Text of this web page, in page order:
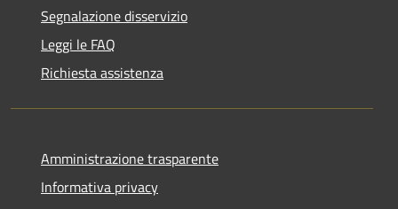
Segnalazione disservizio
Leggi le FAQ
Richiesta assistenza
Amministrazione trasparente
Informativa privacy